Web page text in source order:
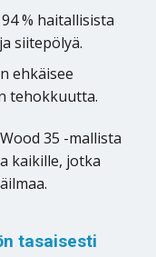
% haitallisista
siitepölyä.
ehkäisee
tehokkuutta.
35 -mallista
kaikille, jotka
tasaisesti